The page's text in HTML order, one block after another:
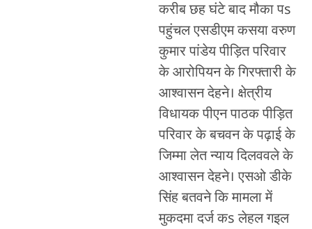
करीब छह घंटे बाद मौका पs
पहुंचल एसडीएम कसया वरुण
कुमार पांडेय पीड़ित परिवार
के आरोपियन के गिरफ्तारी के
आश्वासन देहने। क्षेत्रीय
विधायक पीएन पाठक पीड़ित
परिवार के बचवन के पढ़ाई के
जिम्मा लेत न्याय दिलववले के
आश्वासन देहने। एसओ डीके
सिंह बतवने कि मामला में
मुकदमा दर्ज कs लेहल गइल